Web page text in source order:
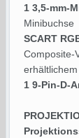
1 3,5-mm-
Minibuchse
SCART
Composite-
1 9-Pin-D-